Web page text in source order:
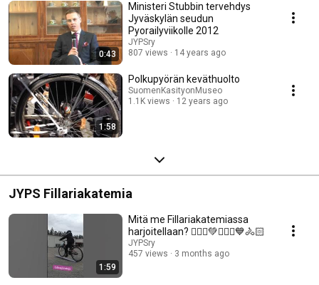
0:43
Ministeri Stubbin tervehdys
Jyväskylän seudun
Pyorailyviikolle 2012
JYPSry
807 views
14 years ago
1:58
Polkupyörän keväthuolto
SuomenKasityonMuseo
1.1K views
12 years ago
JYPS Fillariakatemia
1:59
Mitä me Fillariakatemiassa
harjoitellaan? 🚴🏿‍♀️💚🚴🏻‍♂️💙🚴🏻
JYPSry
457 views
3 months ago